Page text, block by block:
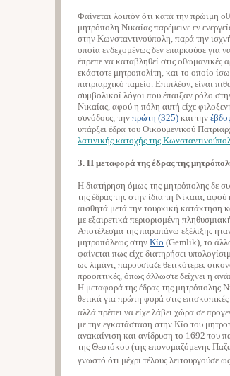
Φαίνεται λοιπόν ότι κατά την πρώιμη
μητρόπολη Νικαίας παρέμεινε εν
στην Κωνσταντινούπολη, παρά την
οποία ενδεχομένως δεν επαρκούσε για
έπρεπε να καταβληθεί στις οθωμανικές
εκάστοτε μητροπολίτη, και το οποίο
πατριαρχικό ταμείο. Επιπλέον, είναι
συμβολικοί λόγοι που έπαιξαν ρόλο
Νικαίας, αφού η πόλη αυτή είχε
συνόδους, την πρώτη (325) και την
υπάρξει έδρα του Οικουμενικού
λατινικής κατοχής της
3. Η μεταφορά της έδρας της
Η διατήρηση όμως της μητρόπολης δε
της έδρας της στην ίδια τη Νίκαια, αφού
αισθητά μετά την τουρκική κατάκτηση
με εξαιρετικά περιορισμένη
Αποτέλεσμα της παραπάνω εξέλιξης
μητροπόλεως στην Κίο (Gemlik), το
φαίνεται πως είχε διατηρήσει
ως λιμάνι, παρουσίαζε θετικότερες
προοπτικές, όπως άλλωστε δείχνει η
Η μεταφορά της έδρας της μητρόπολης
θετικά για πρώτη φορά στις
αλλά πρέπει να είχε λάβει χώρα σε
με την εγκατάσταση στην Κίο του
ανακαίνιση και ανίδρυση το 1692 του
της Θεοτόκου (της επονομαζόμενης
γνωστό ότι μέχρι τέλους λειτουργούσε